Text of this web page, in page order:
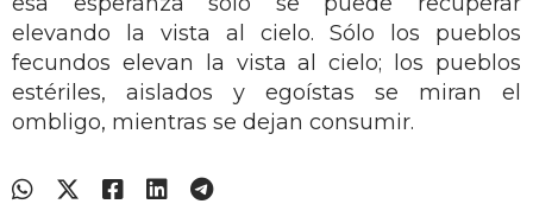
elevando la vista al cielo. Sólo los pueblos
fecundos elevan la vista al cielo; los pueblos
estériles, aislados y egoístas se miran el
ombligo, mientras se dejan consumir.